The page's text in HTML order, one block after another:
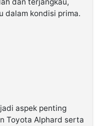
dan terjangkau,
dalam kondisi prima.
aspek penting
Toyota Alphard serta